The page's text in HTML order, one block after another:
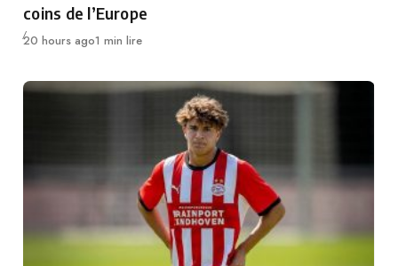
coins de l’Europe
Publié
20 hours ago1 min lire